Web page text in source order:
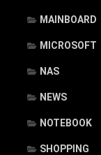
MAINBOARD
MICROSOFT
NAS
NEWS
NOTEBOOK
SHOPPING